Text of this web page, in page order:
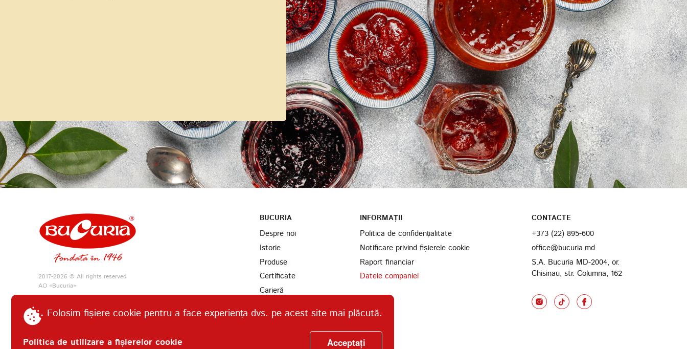
2017-2026 © All rights reserved
АО «Bucuria»
BUCURIA
Despre noi
Istorie
Produse
Certificate
Carieră
Găsiți-ne
INFORMAȚII
Politica de confidențialitate
Notificare privind fișierele cookie
Raport financiar
Datele companiei
CONTACTE
+373 (22) 895-600
office@bucuria.md
S.A. Bucuria MD-2004, or.
Chisinau, str. Columna, 162
Folosim fișiere cookie pentru a face experiența dvs. pe acest site mai plăcută.
Politica de utilizare a fișierelor cookie Acceptați